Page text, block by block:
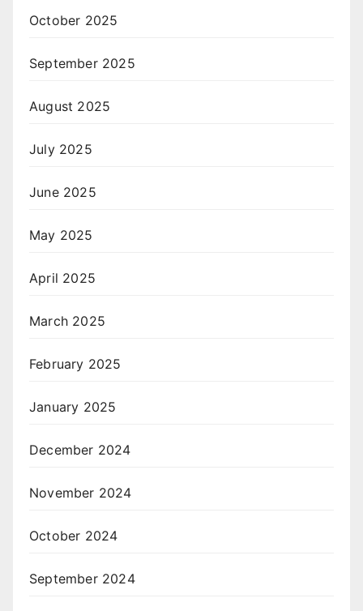
October 2025
September 2025
August 2025
July 2025
June 2025
May 2025
April 2025
March 2025
February 2025
January 2025
December 2024
November 2024
October 2024
September 2024